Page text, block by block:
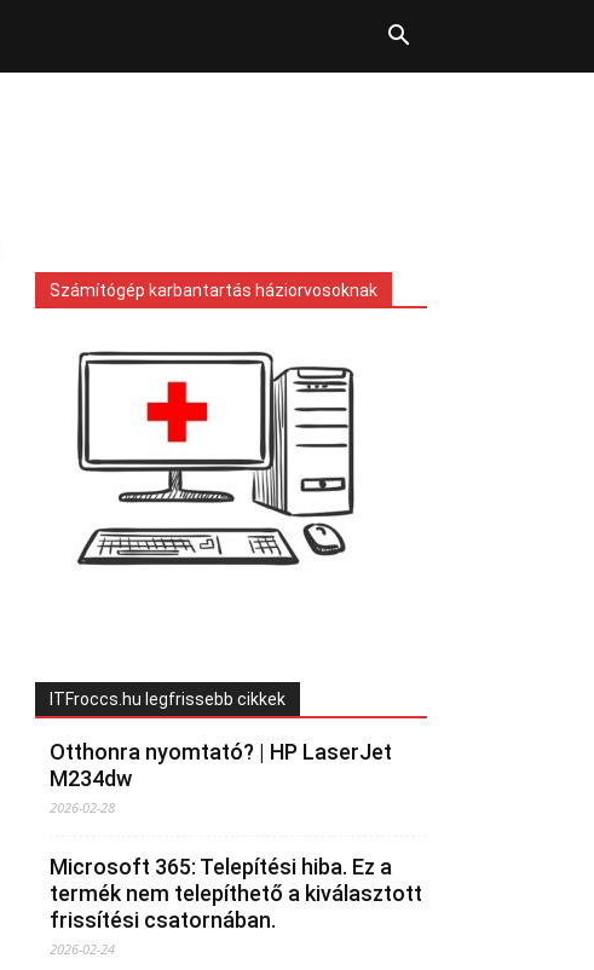
Számítógép karbantartás háziorvosoknak
ITFroccs.hu legfrissebb cikkek
Otthonra nyomtató? | HP LaserJet
M234dw
2026-02-28
Microsoft 365: Telepítési hiba. Ez a
termék nem telepíthető a kiválasztott
frissítési csatornában.
2026-02-24